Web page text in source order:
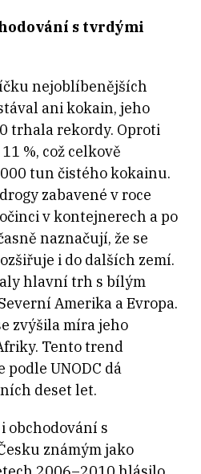
s tvrdými
nejoblíbenějších
ani kokain, jeho
trhala rekordy. Oproti
%, což celkově
tun čistého kokainu.
zabavené v roce
v kontejnerech a po
naznačují, že se
i do dalších zemí.
hlavní trh s bílým
Amerika a Evropa.
zvýšila míra jeho
Tento trend
UNODC dá
deset let.
obchodování s
známým jako